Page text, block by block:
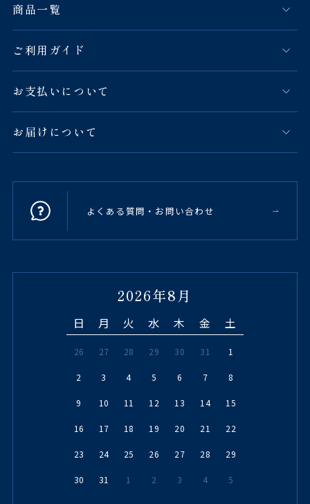
商品一覧
ご利用ガイド
お支払いについて
お届けについて
よくある質問・お問い合わせ
2026年8月
日 月 火 水 木 金 土
26 27 28 29 30 31 1
2 3 4 5 6 7 8
9 10 11 12 13 14 15
16 17 18 19 20 21 22
23 24 25 26 27 28 29
30 31 1 2 3 4 5